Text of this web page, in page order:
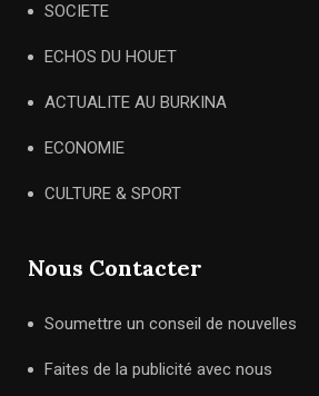
SOCIETE
ECHOS DU HOUET
ACTUALITE AU BURKINA
ECONOMIE
CULTURE & SPORT
Nous Contacter
Soumettre un conseil de nouvelles
Faites de la publicité avec nous